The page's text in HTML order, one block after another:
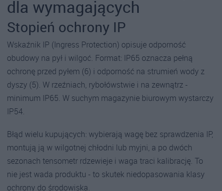
dla wymagających
Stopień ochrony IP
Wskaźnik IP (Ingress Protection) opisuje odporność
obudowy na pył i wilgoć. Format: IP65 oznacza pełną
ochronę przed pyłem (6) i odporność na strumień wody z
dyszy (5). W rzeźniach, rybołówstwie i na zewnątrz -
minimum IP65. W suchym magazynie biurowym wystarczy
IP54.
Błąd wielu kupujących: wybierają wagę bez sprawdzenia IP,
montują ją w wilgotnej chłodni lub myjni, a po dwóch
sezonach tensometr rdzewieje i waga traci kalibrację. To
nie jest wada produktu - to skutek niedopasowania klasy
ochrony do środowiska.